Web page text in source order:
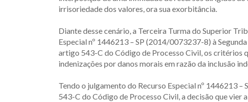
irrisoriedade dos valores, ora sua exorbitância.
Diante desse cenário, a Terceira Turma do Superior
Especial nº 1446213 – SP (2014/0073237-8) à
artigo 543-C do Código de Processo Civil, os critérios
indenizações por danos morais em razão da inclusão
Tendo o julgamento do Recurso Especial nº 1446213
543-C do Código de Processo Civil, a decisão que vier